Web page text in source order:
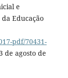
e
Educação
pdf/70431-
de agosto de